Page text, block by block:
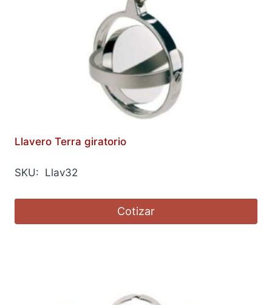
Llavero Terra giratorio
SKU: Llav32
Cotizar